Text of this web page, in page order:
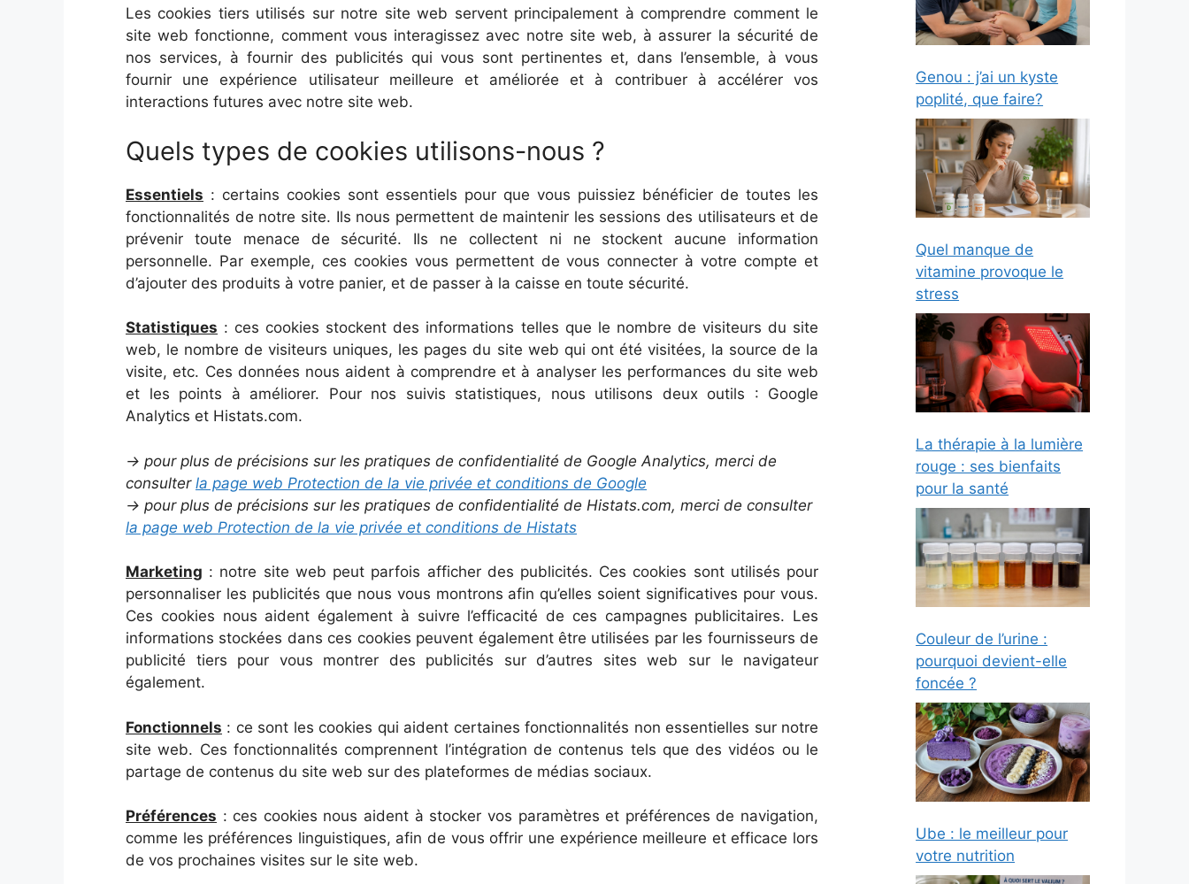
Les cookies tiers utilisés sur notre site web servent principalement à comprendre comment le
site web fonctionne, comment vous interagissez avec notre site web, à assurer la sécurité de
nos services, à fournir des publicités qui vous sont pertinentes et, dans l’ensemble, à vous
fournir une expérience utilisateur meilleure et améliorée et à contribuer à accélérer vos
interactions futures avec notre site web.
Quels types de cookies utilisons-nous ?
Essentiels : certains cookies sont essentiels pour que vous puissiez bénéficier de toutes les
fonctionnalités de notre site. Ils nous permettent de maintenir les sessions des utilisateurs et de
prévenir toute menace de sécurité. Ils ne collectent ni ne stockent aucune information
personnelle. Par exemple, ces cookies vous permettent de vous connecter à votre compte et
d’ajouter des produits à votre panier, et de passer à la caisse en toute sécurité.
Statistiques : ces cookies stockent des informations telles que le nombre de visiteurs du site
web, le nombre de visiteurs uniques, les pages du site web qui ont été visitées, la source de la
visite, etc. Ces données nous aident à comprendre et à analyser les performances du site web
et les points à améliorer. Pour nos suivis statistiques, nous utilisons deux outils : Google
Analytics et Histats.com.
→ pour plus de précisions sur les pratiques de confidentialité de Google Analytics, merci de
consulter la page web Protection de la vie privée et conditions de Google
→ pour plus de précisions sur les pratiques de confidentialité de Histats.com, merci de consulter
la page web Protection de la vie privée et conditions de Histats
Marketing : notre site web peut parfois afficher des publicités. Ces cookies sont utilisés pour
personnaliser les publicités que nous vous montrons afin qu’elles soient significatives pour vous.
Ces cookies nous aident également à suivre l’efficacité de ces campagnes publicitaires. Les
informations stockées dans ces cookies peuvent également être utilisées par les fournisseurs de
publicité tiers pour vous montrer des publicités sur d’autres sites web sur le navigateur
également.
Fonctionnels : ce sont les cookies qui aident certaines fonctionnalités non essentielles sur notre
site web. Ces fonctionnalités comprennent l’intégration de contenus tels que des vidéos ou le
partage de contenus du site web sur des plateformes de médias sociaux.
Préférences : ces cookies nous aident à stocker vos paramètres et préférences de navigation,
comme les préférences linguistiques, afin de vous offrir une expérience meilleure et efficace lors
de vos prochaines visites sur le site web.
Genou : j’ai un kyste
poplité, que faire?
Quel manque de
vitamine provoque le
stress
La thérapie à la lumière
rouge : ses bienfaits
pour la santé
Couleur de l’urine :
pourquoi devient-elle
foncée ?
Ube : le meilleur pour
votre nutrition